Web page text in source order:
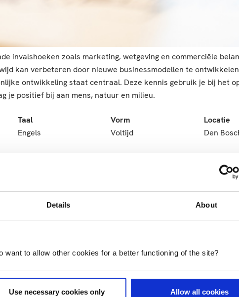
Details About
to allow other cookies for a better functioning of the site?
Use necessary cookies only Allow all cookies
invalshoeken zoals marketing, wetgeving en commerciële
kan verbeteren door nieuwe businessmodellen te
ontwikkeling staat centraal. Deze kennis gebruik je bij het
je positief bij aan mens, natuur en milieu.
Taal
Engels
Vorm
Voltijd
Locatie
Den